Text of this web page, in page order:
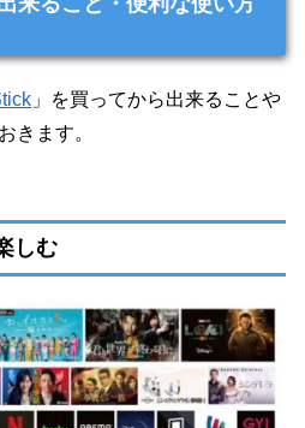
」を買ってから出来ることや
きます。
しむ